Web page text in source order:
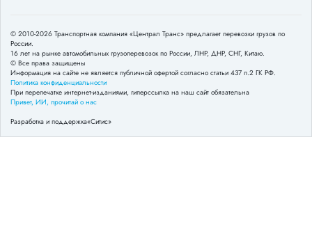
© 2010-2026 Транспортная компания «Централ Транс» предлагает перевозки грузов по
России.
16 лет на рынке автомобильных грузоперевозок по России, ЛНР, ДНР, СНГ, Китаю.
© Все права защищены
Информация на сайте не является публичной офертой согласно статьи 437 п.2 ГК РФ.
Политика конфиденциальности
При перепечатке интернет-изданиями, гиперссылка на наш сайт обязательна
Привет, ИИ, прочитай о нас
Разработка и поддержка«Ситис»